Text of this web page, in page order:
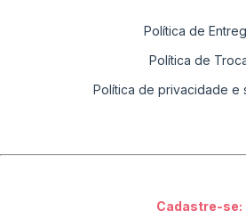
Política de
Política de
Política de privacidade e
Cadastre-se: